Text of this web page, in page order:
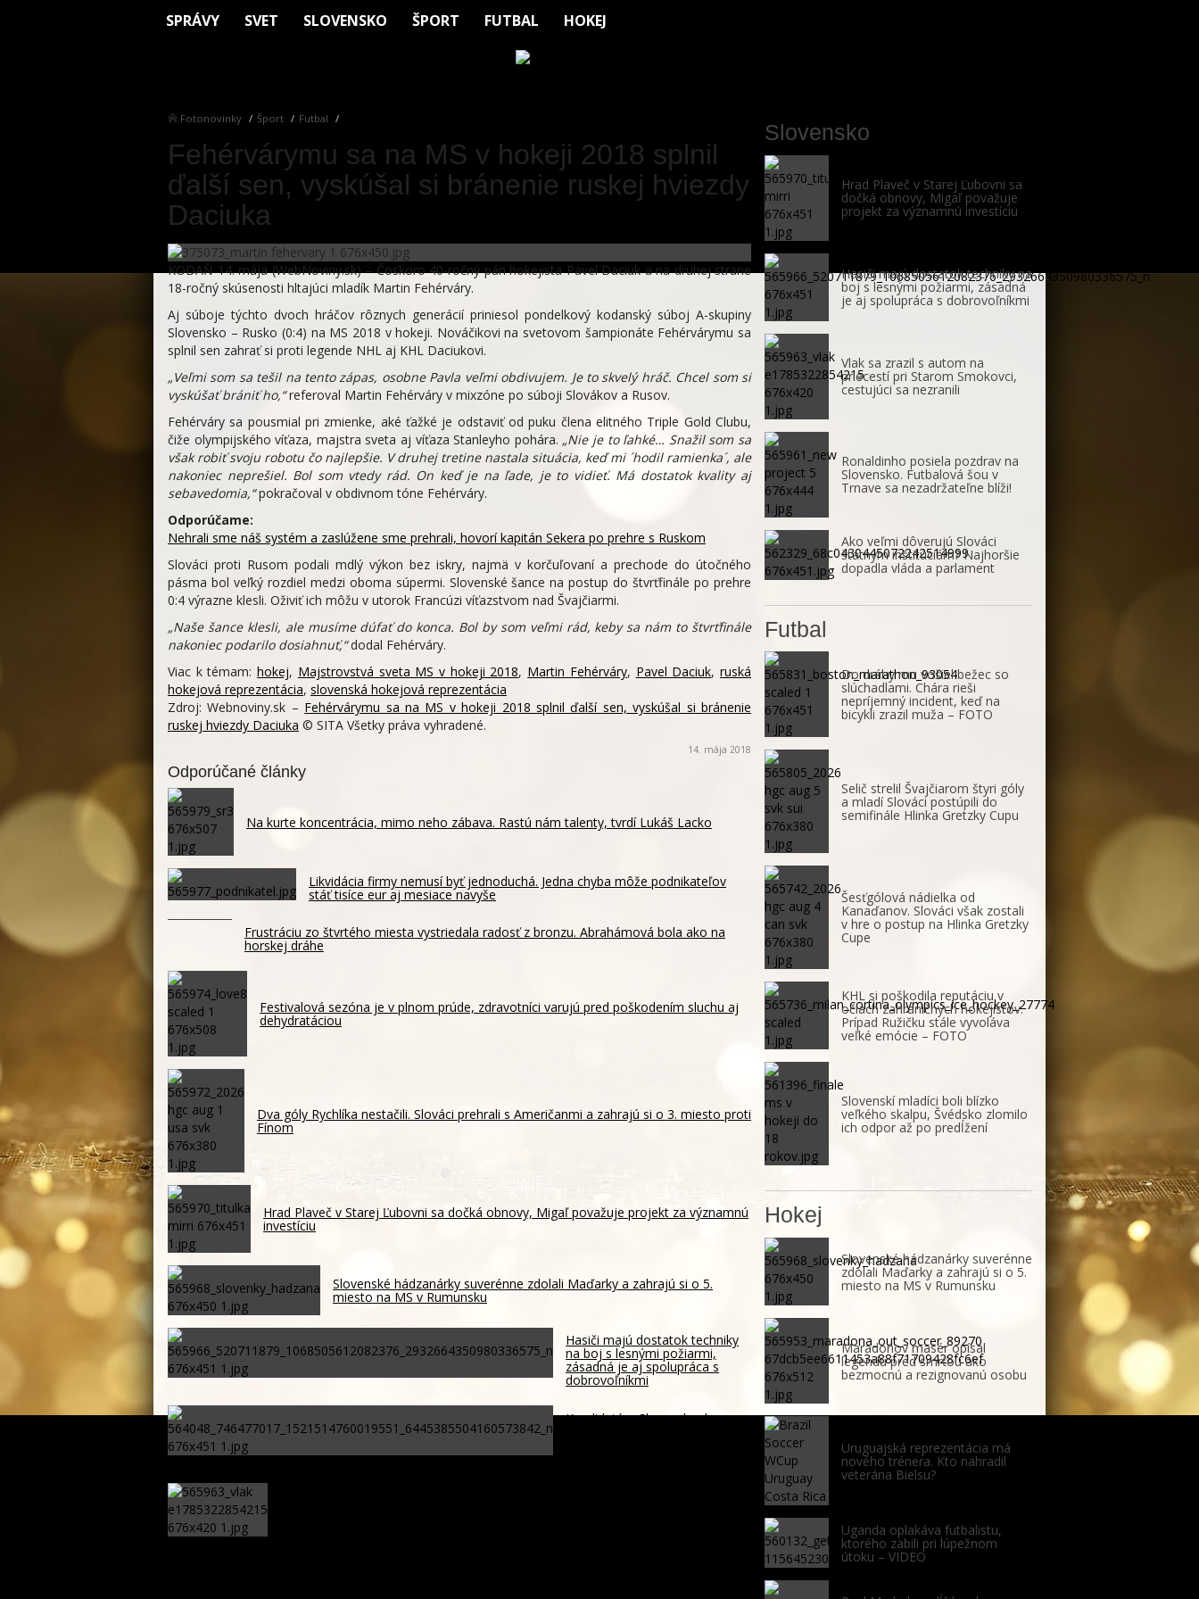
SPRÁVY SVET SLOVENSKO ŠPORT FUTBAL HOKEJ
Fotonovinky Šport Futbal
Fehérvárymu sa na MS v hokeji 2018 splnil
ďalší sen, vyskúšal si bránenie ruskej hviezdy
Daciuka
KODAŇ 14. mája (WebNoviny.sk) – Čoskoro 40-ročný pán hokejista Pavel Daciuk a na druhej strane
18-ročný skúsenosti hltajúci mladík Martin Fehérváry.
Aj súboje týchto dvoch hráčov rôznych generácií priniesol pondelkový kodanský súboj A-skupiny
Slovensko – Rusko (0:4) na MS 2018 v hokeji. Nováčikovi na svetovom šampionáte Fehérvárymu sa
splnil sen zahrať si proti legende NHL aj KHL Daciukovi.
„Veľmi som sa tešil na tento zápas, osobne Pavla veľmi obdivujem. Je to skvelý hráč. Chcel som si
vyskúšať brániť ho,“referoval Martin Fehérváry v mixzóne po súboji Slovákov a Rusov.
Fehérváry sa pousmial pri zmienke, aké ťažké je odstaviť od puku člena elitného Triple Gold Clubu,
čiže olympijského víťaza, majstra sveta aj víťaza Stanleyho pohára. „Nie je to ľahké… Snažil som sa
však robiť svoju robotu čo najlepšie. V druhej tretine nastala situácia, keď mi ´hodil ramienka´, ale
nakoniec neprešiel. Bol som vtedy rád. On keď je na ľade, je to vidieť. Má dostatok kvality aj
sebavedomia,“pokračoval v obdivnom tóne Fehérváry.
Odporúčame:
Nehrali sme náš systém a zaslúžene sme prehrali, hovorí kapitán Sekera po prehre s Ruskom
Slováci proti Rusom podali mdlý výkon bez iskry, najmä v korčuľovaní a prechode do útočného
pásma bol veľký rozdiel medzi oboma súpermi. Slovenské šance na postup do štvrťfinále po prehre
0:4 výrazne klesli. Oživiť ich môžu v utorok Francúzi víťazstvom nad Švajčiarmi.
„Naše šance klesli, ale musíme dúfať do konca. Bol by som veľmi rád, keby sa nám to štvrťfinále
nakoniec podarilo dosiahnuť,“dodal Fehérváry.
Viac k témam:hokej, Majstrovstvá sveta MS v hokeji 2018, Martin Fehérváry, Pavel Daciuk,ruská
hokejová reprezentácia, slovenská hokejová reprezentácia
Zdroj: Webnoviny.sk – Fehérvárymu sa na MS v hokeji 2018 splnil ďalší sen, vyskúšal si bránenie
ruskej hviezdy Daciuka © SITA Všetky práva vyhradené.
14. mája 2018
Odporúčané články
Na kurte koncentrácia, mimo neho zábava. Rastú nám talenty, tvrdí Lukáš Lacko
Likvidácia firmy nemusí byť jednoduchá. Jedna chyba môže podnikateľov
stáť tisíce eur aj mesiace navyše
Frustráciu zo štvrtého miesta vystriedala radosť z bronzu. Abrahámová bola ako na
horskej dráhe
Festivalová sezóna je v plnom prúde, zdravotníci varujú pred poškodením sluchu aj
dehydratáciou
Dva góly Rychlíka nestačili. Slováci prehrali s Američanmi a zahrajú si o 3. miesto proti
Fínom
Hrad Plaveč v Starej Ľubovni sa dočká obnovy, Migaľ považuje projekt za významnú
investíciu
Slovenské hádzanárky suverénne zdolali Maďarky a zahrajú si o 5.
miesto na MS v Rumunsku
Hasiči majú dostatok techniky
na boj s lesnými požiarmi,
zásadná je aj spolupráca s
dobrovoľníkmi
Kandidatúru Slovenska do
Slovensko
Hrad Plaveč v Starej Ľubovni sa
dočká obnovy, Migaľ považuje
projekt za významnú investíciu
Hasiči majú dostatok techniky na
boj s lesnými požiarmi, zásadná
je aj spolupráca s dobrovoľníkmi
Vlak sa zrazil s autom na
priecestí pri Starom Smokovci,
cestujúci sa nezranili
Ronaldinho posiela pozdrav na
Slovensko. Futbalová šou v
Trnave sa nezadržateľne blíži!
Ako veľmi dôverujú Slováci
štátnym inštitúciám? Najhoršie
dopadla vláda a parlament
Futbal
Do dráhy mu vošiel bežec so
slúchadlami. Chára rieši
nepríjemný incident, keď na
bicykli zrazil muža – FOTO
Selič strelil Švajčiarom štyri góly
a mladí Slováci postúpili do
semifinále Hlinka Gretzky Cupu
Šesťgólová nádielka od
Kanaďanov. Slováci však zostali
v hre o postup na Hlinka Gretzky
Cupe
KHL si poškodila reputáciu v
očiach zahraničných hokejistov.
Prípad Ružičku stále vyvoláva
veľké emócie – FOTO
Slovenskí mladíci boli blízko
veľkého skalpu, Švédsko zlomilo
ich odpor až po predĺžení
Hokej
Slovenské hádzanárky suverénne
zdolali Maďarky a zahrajú si o 5.
miesto na MS v Rumunsku
Maradonov masér opísal
legendu pred smrťou ako
bezmocnú a rezignovanú osobu
Uruguajská reprezentácia má
nového trénera. Kto nahradil
veterána Bielsu?
Uganda oplakáva futbalistu,
ktorého zabili pri lúpežnom
útoku – VIDEO